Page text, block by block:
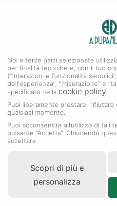
Noi e terze parti selezionate
per finalità tecniche e, con il tuo
(“interazioni e funzionalità
dell'esperienza”, “misurazione” e
specificato nella cookie policy
Puoi liberamente prestare,
qualsiasi momento.
Puoi acconsentire all’utilizzo di tali
pulsante “Accetta”. Chiudendo
accettare.
Scopri di più e
personalizza